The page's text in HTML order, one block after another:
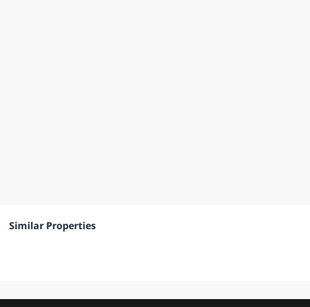
Similar Properties